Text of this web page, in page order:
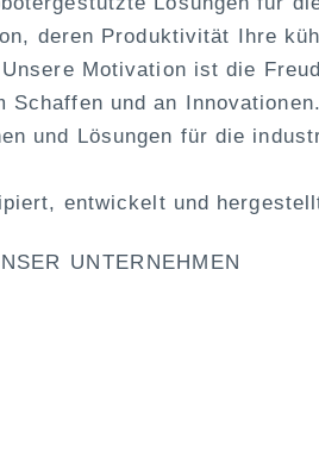
deren Produktivität Ihre
Motivation ist die
Schaffen und an
und Lösungen für die
entwickelt und
UNTERNEHMEN